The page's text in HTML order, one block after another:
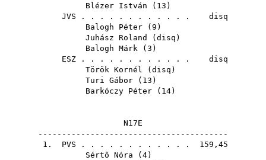
Blézer István ( 13 )
JVS . . . . . . . . . . . . disq
Balogh Péter ( 9 )
Juhász Roland
( disq )
Balogh Márk ( 3 )
ESZ . . . . . . . . . . . . disq
Török Kornél ( disq )
Turi Gábor ( 13 )
Barkóczy Péter ( 14)
N17E
----------------------------------------
1. PVS . . . . . . . . . . . . 159,45
Sértő Nóra ( 4)